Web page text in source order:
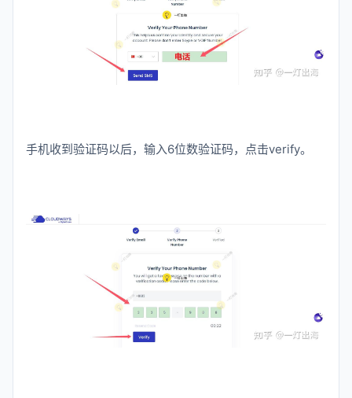
手机收到验证码以后，输入6位数验证码，点击verify。